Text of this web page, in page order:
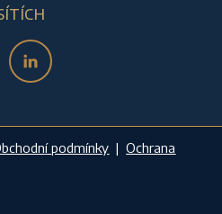
podmínky |Ochrana